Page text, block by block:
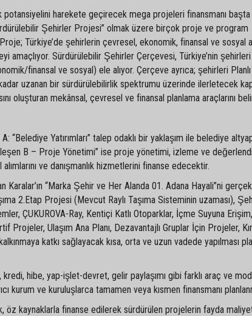
potansiyelini harekete geçirecek mega projeleri finansmanı
Şehirler Projesi” olmak üzere birçok proje ve program
Türkiye’de şehirlerin çevresel, ekonomik, finansal ve sosyal
amaçlıyor. Sürdürülebilir Şehirler Çerçevesi, Türkiye’nin
finansal ve sosyal) ele alıyor. Çerçeve ayrıca; şehirleri
uzanan bir sürdürülebilirlik spektrumu üzerinde ilerletecek
oluşturan mekânsal, çevresel ve finansal planlama araçlarını
Yatırımları” talep odaklı bir yaklaşım ile belediye
B – Proje Yönetimi” ise proje yönetimi, izleme ve
ve danışmanlık hizmetlerini finanse edecektir.
Karalar’ın “Marka Şehir ve Her Alanda 01. Adana Hayali”ni
2.Etap Projesi (Mevcut Raylı Taşıma Sisteminin uzaması),
ÇUKUROVA-Ray, Kentiçi Katlı Otoparklar, İçme Suyuna
Projeler, Ulaşım Ana Planı, Dezavantajlı Gruplar İçin Projeler,
katkı sağlayacak kısa, orta ve uzun vadede yapılması
hibe, yap-işlet-devret, gelir paylaşımı gibi farklı araç ve
kurum ve kuruluşlarca tamamen veya kısmen finansmanı
öz kaynaklarla finanse edilerek sürdürülen projelerin fayda